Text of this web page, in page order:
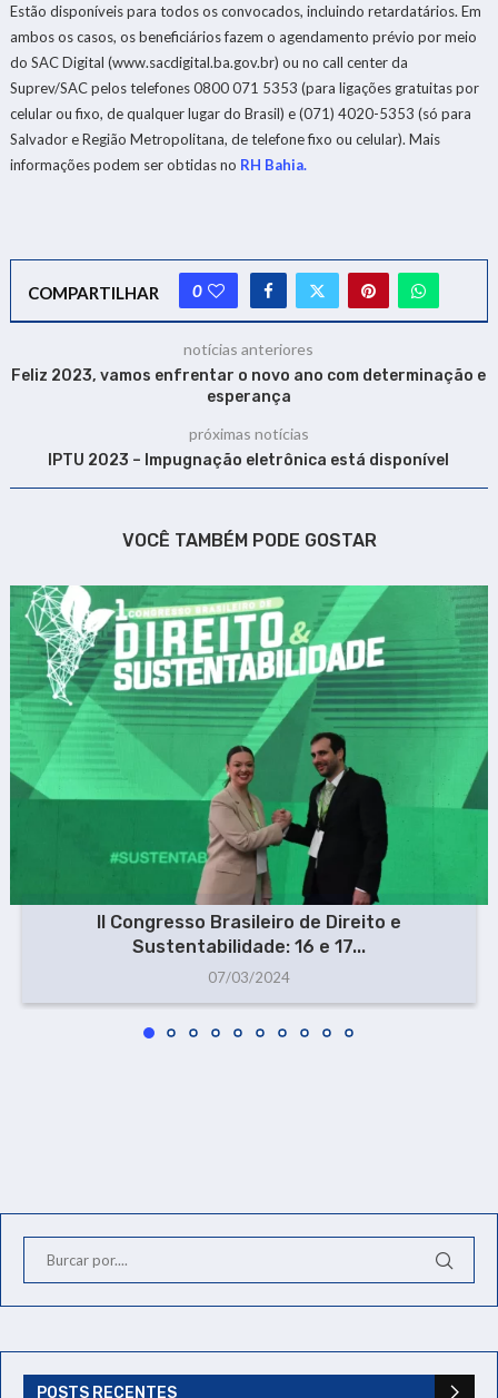
Estão disponíveis para todos os convocados, incluindo retardatários. Em
ambos os casos, os beneficiários fazem o agendamento prévio por meio
do SAC Digital (www.sacdigital.ba.gov.br) ou no call center da
Suprev/SAC pelos telefones 0800 071 5353 (para ligações gratuitas por
celular ou fixo, de qualquer lugar do Brasil) e (071) 4020-5353 (só para
Salvador e Região Metropolitana, de telefone fixo ou celular). Mais
informações podem ser obtidas no RH Bahia.
COMPARTILHAR 0
notícias anteriores
Feliz 2023, vamos enfrentar o novo ano com determinação e
esperança
próximas notícias
IPTU 2023 – Impugnação eletrônica está disponível
VOCÊ TAMBÉM PODE GOSTAR
II Congresso Brasileiro de Direito e
Sustentabilidade: 16 e 17...
07/03/2024
POSTS RECENTES